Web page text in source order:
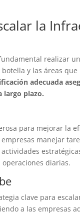
la
realizar
y las áreas
adecuada
largo plazo.
para mejorar la
manejar
diarias.
clave para
a las empresas